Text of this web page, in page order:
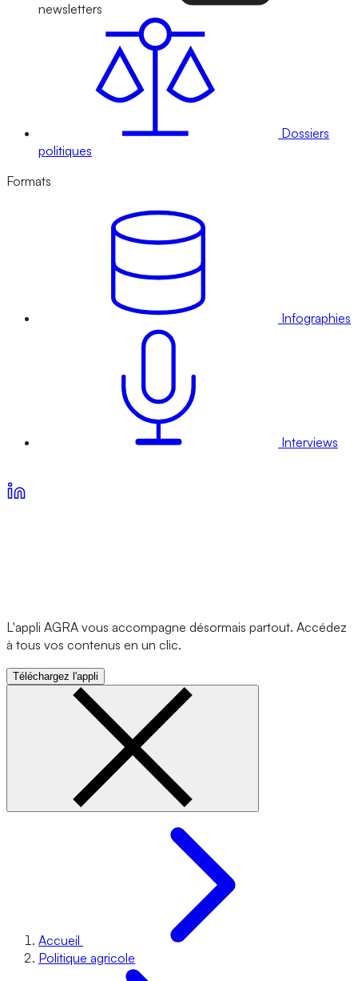
newsletters
Dossiers
politiques
Formats
Infographies
Interviews
L'appli AGRA vous accompagne désormais partout. Accédez
à tous vos contenus en un clic.
Téléchargez l'appli
Accueil
Politique agricole